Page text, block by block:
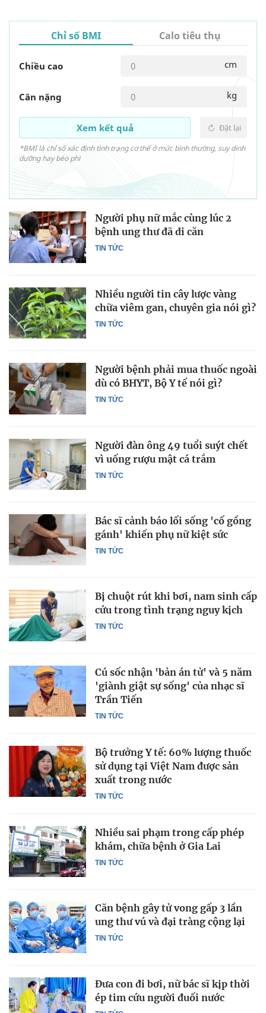
Chỉ số BMI Calo tiêu thụ
Chiều cao cm
Cân nặng kg
Xem kết quả Đặt lại
*BMI là chỉ số xác định tình trạng cơ thể ở mức bình thường, suy dinh
dưỡng hay béo phì
TIN TỨC
Người phụ nữ mắc cùng lúc 2
bệnh ung thư đã di căn
TIN TỨC
Nhiều người tin cây lược vàng
chữa viêm gan, chuyên gia nói gì?
TIN TỨC
Người bệnh phải mua thuốc ngoài
dù có BHYT, Bộ Y tế nói gì?
TIN TỨC
Người đàn ông 49 tuổi suýt chết
vì uống rượu mật cá trắm
TIN TỨC
Bác sĩ cảnh báo lối sống 'cố gồng
gánh' khiến phụ nữ kiệt sức
TIN TỨC
Bị chuột rút khi bơi, nam sinh cấp
cứu trong tình trạng nguy kịch
TIN TỨC
Cú sốc nhận 'bản án tử' và 5 năm
'giành giật sự sống' của nhạc sĩ
Trần Tiến
TIN TỨC
Bộ trưởng Y tế: 60% lượng thuốc
sử dụng tại Việt Nam được sản
xuất trong nước
TIN TỨC
Nhiều sai phạm trong cấp phép
khám, chữa bệnh ở Gia Lai
TIN TỨC
Căn bệnh gây tử vong gấp 3 lần
ung thư vú và đại tràng cộng lại
Đưa con đi bơi, nữ bác sĩ kịp thời
ép tim cứu người đuối nước